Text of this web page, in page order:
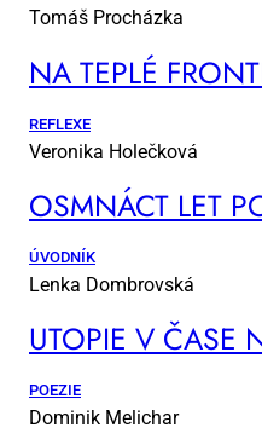
Tomáš Procházka
NA TEP­LÉ
REFLEXE
Veronika Holečková
OSM­NÁCT LET
ÚVODNÍK
Lenka Dombrovská
UTO­PIE V ČA­SE
POEZIE
Dominik Melichar